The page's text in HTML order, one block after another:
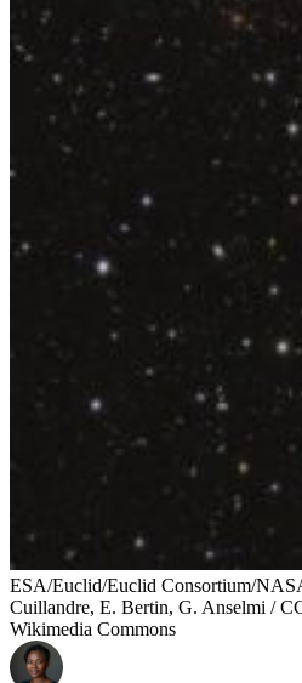
ESA/Euclid/Euclid Consortium/
Cuillandre, E. Bertin, G. Anselmi /
Wikimedia Commons